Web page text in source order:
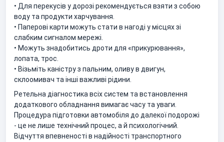
• Для перекусів у дорозі рекомендується взяти з собою
воду та продукти харчування.
• Паперові карти можуть стати в нагоді у місцях зі
слабким сигналом мережі.
• Можуть знадобитись дроти для «прикурювання»,
лопата, трос.
• Візьміть каністру з пальним, оливу в двигун,
склоомивач та інші важливі рідини.
Ретельна діагностика всіх систем та встановлення
додаткового обладнання вимагає часу та уваги.
Процедура підготовки автомобіля до далекої подорожі
- це не лише технічний процес, а й психологічний.
Відчуття впевненості в надійності транспортного